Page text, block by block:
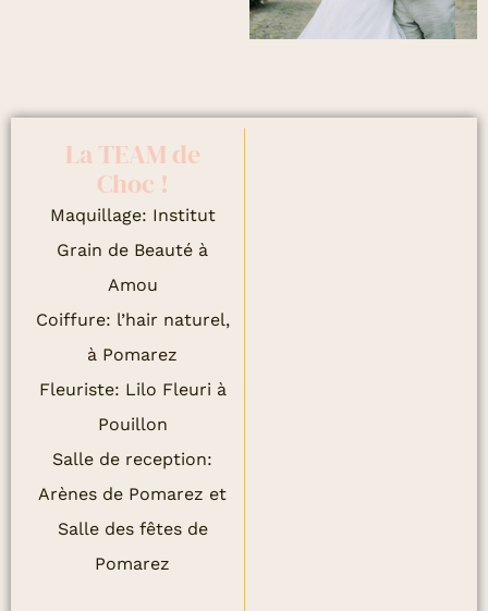
La TEAM de
Choc !
Maquillage: Institut
Grain de Beauté à
Amou
Coiffure: l’hair naturel,
à Pomarez
Fleuriste: Lilo Fleuri à
Pouillon
Salle de reception:
Arènes de Pomarez et
Salle des fêtes de
Pomarez